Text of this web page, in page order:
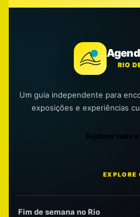
RIO
Um guia independente para
exposições e experiências
Explorar toda a
EXPLORE
Fim de semana no Rio